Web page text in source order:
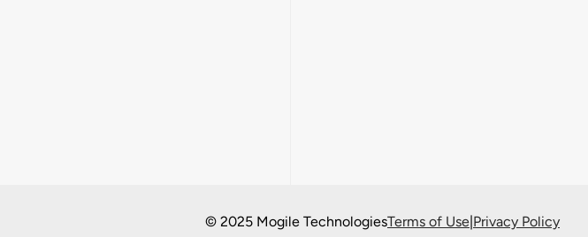
© 2025 Mogile TechnologiesTerms of Use|Privacy Policy